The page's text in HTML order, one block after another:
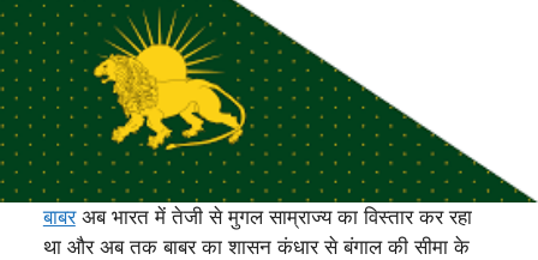
बाबरअब भारत में तेजी से मुगल साम्राज्य का विस्तार कर रहा
था और अब तक बाबर का शासन कंधार से बंगाल की सीमा के